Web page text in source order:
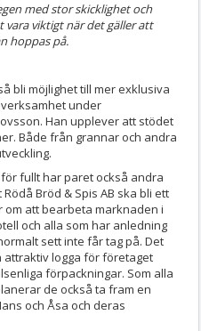
med stor skicklighet och
viktigt när det gäller att
hoppas på.
bli möjlighet till mer exklusiva
under
Han upplever att stödet
Både från grannar och andra
fullt har paret också andra
Bröd & Spis AB ska bli ett
att bearbeta marknaden i
och alla som har anledning
sett inte får tag på. Det
attraktiv logga för företaget
förpackningar. Som alla
de också ta fram en
och Åsa och deras